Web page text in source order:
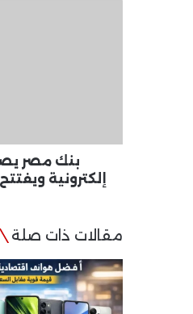
852
ووحدة
مصرفية
إلكترونية ويفتتح 852 فرعًا ووحدة مصرفية
مقالات ذات صلة